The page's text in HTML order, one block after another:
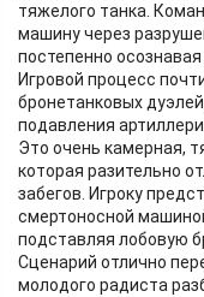
тяжелого танка.
машину через
постепенно
Игровой процесс
бронетанковых
подавления
Это очень камерная,
которая разительно
забегов. Игроку
смертоносной
подставляя лобовую
Сценарий отлично
молодого радиста